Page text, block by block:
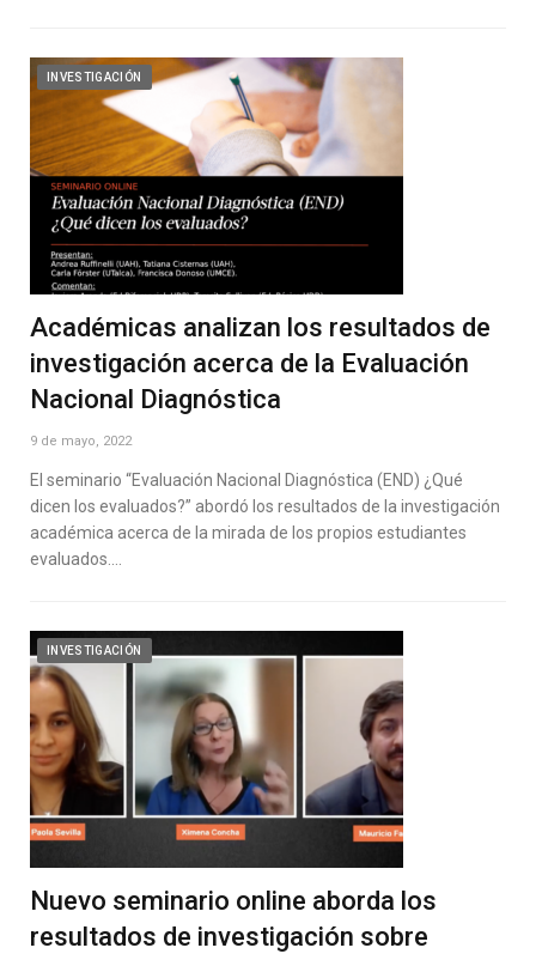
INVESTIGACIÓN
Académicas analizan los resultados de
investigación acerca de la Evaluación
Nacional Diagnóstica
9 de mayo, 2022
El seminario “Evaluación Nacional Diagnóstica (END) ¿Qué
dicen los evaluados?” abordó los resultados de la investigación
académica acerca de la mirada de los propios estudiantes
evaluados.…
INVESTIGACIÓN
Nuevo seminario online aborda los
resultados de investigación sobre